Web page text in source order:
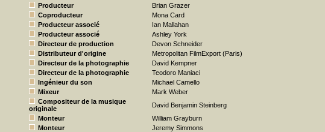
Producteur
Brian Grazer
Coproducteur
Mona Card
Producteur associé
Ian Mallahan
Producteur associé
Ashley York
Directeur de production
Devon Schneider
Distributeur d'origine
Metropolitan FilmExport (Paris)
Directeur de la photographie
David Kempner
Directeur de la photographie
Teodoro Maniaci
Ingénieur du son
Michael Camello
Mixeur
Mark Weber
Compositeur de la musique
originale
David Benjamin Steinberg
Monteur
William Grayburn
Monteur
Jeremy Simmons